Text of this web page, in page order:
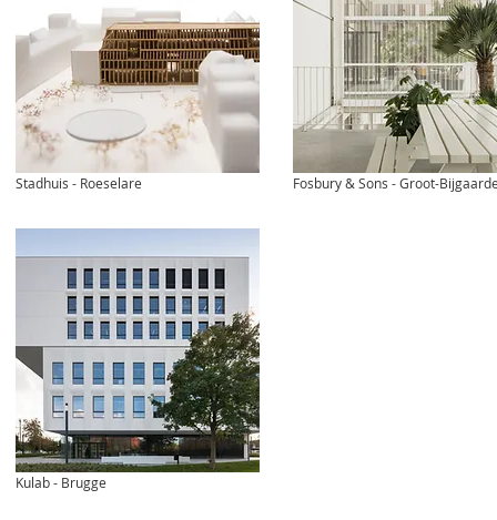
Stadhuis - Roeselare Fosbury & Sons - Groot-
Kulab - Brugge